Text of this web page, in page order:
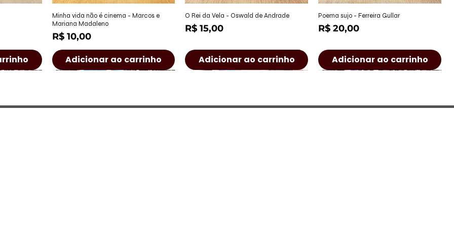
Visualização rápida
Minha vida não é cinema - Marcos e
Mariana Madaleno
Preço
R$ 10,00
Adicionar ao carrinho
Visualização rápida
O Rei da Vela - Oswald de Andrade
Preço
R$ 15,00
Adicionar ao carrinho
Visualização rápida
Poema sujo - Ferreira Gullar
Preço
R$ 20,00
Adicionar ao carrinho